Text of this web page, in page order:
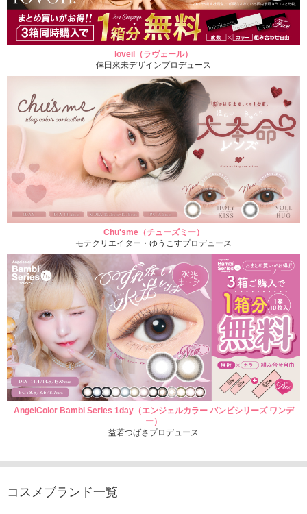
loveil（ラヴェール）
倖田來未デザインプロデュース
Chu'sme（チューズミー）
モテクリエイター・ゆうこすプロデュース
AngelColor Bambi Series 1day（エンジェルカラー バンビシリーズ ワンデ
ー）
益若つばさプロデュース
コスメブランド一覧